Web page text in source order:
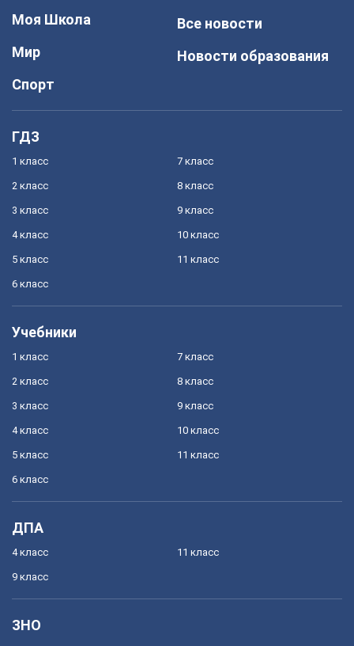
Моя Школа
Мир
Спорт
Все новости
Новости образования
ГДЗ
1 класс
2 класс
3 класс
4 класс
5 класс
6 класс
7 класс
8 класс
9 класс
10 класс
11 класс
Учебники
1 класс
2 класс
3 класс
4 класс
5 класс
6 класс
7 класс
8 класс
9 класс
10 класс
11 класс
ДПА
4 класс
9 класс
11 класс
ЗНО